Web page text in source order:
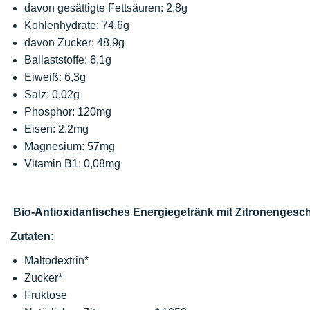
davon gesättigte Fettsäuren: 2,8g
Kohlenhydrate: 74,6g
davon Zucker: 48,9g
Ballaststoffe: 6,1g
Eiweiß: 6,3g
Salz: 0,02g
Phosphor: 120mg
Eisen: 2,2mg
Magnesium: 57mg
Vitamin B1: 0,08mg
Bio-Antioxidantisches Energiegetränk mit
Zutaten:
Maltodextrin*
Zucker*
Fruktose